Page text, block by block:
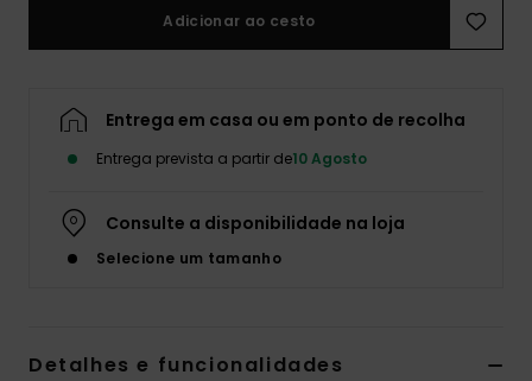
Adicionar ao cesto
Entrega em casa ou em ponto de recolha
Entrega prevista a partir de10 Agosto
Consulte a disponibilidade na loja
Selecione um tamanho
Detalhes e funcionalidades